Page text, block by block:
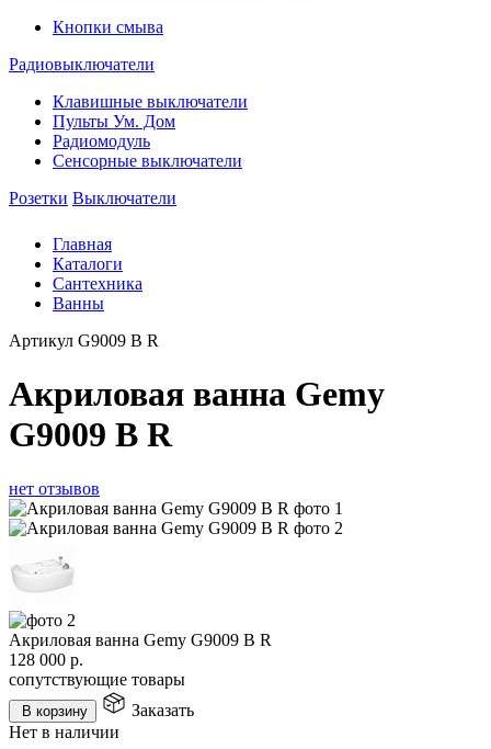
Кнопки смыва
Радиовыключатели
Клавишные выключатели
Пульты Ум. Дом
Радиомодуль
Сенсорные выключатели
Розетки Выключатели
Главная
Каталоги
Сантехника
Ванны
Артикул G9009 B R
Акриловая ванна Gemy
G9009 B R
нет отзывов
Акриловая ванна Gemy G9009 B R
128 000 р.
сопутствующие товары
В корзину
Заказать
Нет в наличии